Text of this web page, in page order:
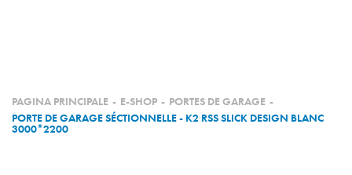
LE NOSTRE REALIZZAZIONI
PAGINA PRINCIPALE - E-SHOP - PORTES DE GARAGE -
PORTE DE GARAGE SÉCTIONNELLE - K2 RSS SLICK DESIGN BLANC
3000*2200